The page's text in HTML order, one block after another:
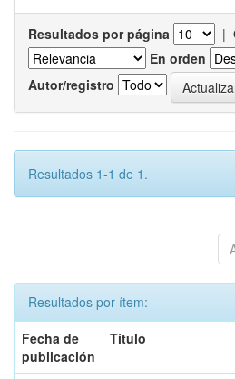
Resultados por página |
En orden
Autor/registro
Resultados 1-1 de 1.
Resultados por ítem:
Fecha de
publicación
Título